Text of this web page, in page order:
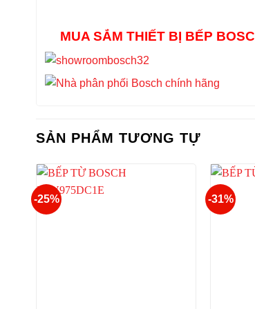
MUA SẮM THIẾT BỊ BẾP
SẢN PHẨM TƯƠNG TỰ
-25% -31%